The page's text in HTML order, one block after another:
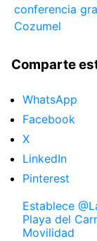
conferencia
Cozumel
Comparte
WhatsApp
Facebook
X
LinkedIn
Pinterest
Establece
Playa del
Movilidad